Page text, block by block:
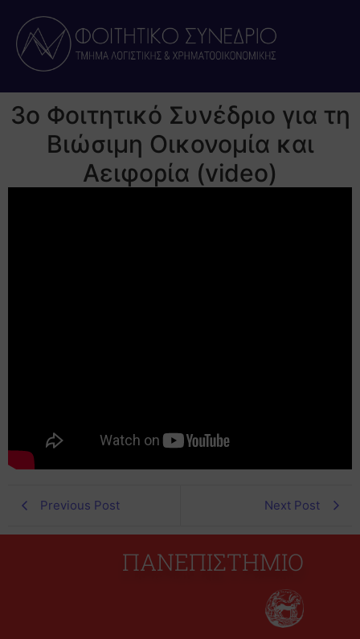
3ο Φοιτητικό Συνέδριο για τη
Βιώσιμη Οικονομία και
Αειφορία (video)
Previous Post Next Post
ΠΑΝΕΠΙΣΤΗΜΙΟ